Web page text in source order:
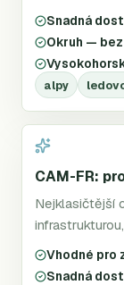
Snadná
Okruh —
alpy
CAM-FR:
Nejklasičtější
Vhodné pro
Snadná